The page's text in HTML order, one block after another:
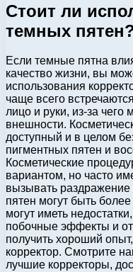
Стоит ли
темных
Если темные пятна
качество жизни, вы
использования
чаще всего
лицо и руки, из-за чего
внешности.
доступный и в целом
пигментных пятен и
Косметические
вариантом, но часто
вызывать
пятен могут быть
могут иметь
побочные эффекты и
получить хороший
корректор. Смотрите
лучшие корректоры,